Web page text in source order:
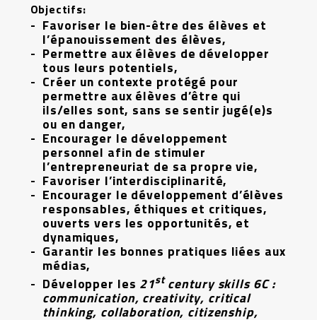
Objectifs:
Favoriser le bien-être des élèves et
l’épanouissement des élèves,
Permettre aux élèves de développer
tous leurs potentiels,
Créer un contexte protégé pour
permettre aux élèves d’être qui
ils/elles sont, sans se sentir jugé(e)s
ou en danger,
Encourager le développement
personnel afin de stimuler
l’entrepreneuriat de sa propre vie,
Favoriser l’interdisciplinarité,
Encourager le développement d’élèves
responsables, éthiques et critiques,
ouverts vers les opportunités, et
dynamiques,
Garantir les bonnes pratiques liées aux
médias,
Développer les 21stcentury skills 6C :
communication, creativity, critical
thinking, collaboration, citizenship,